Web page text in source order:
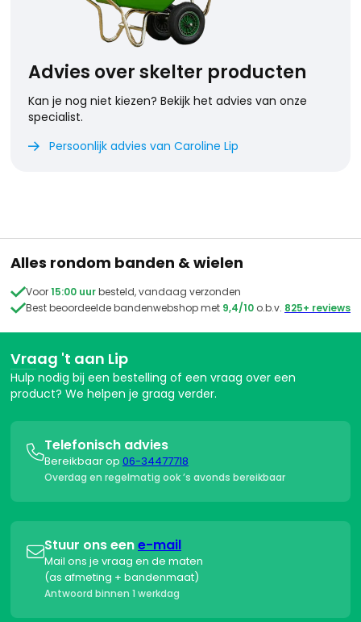
Advies over skelter producten
Kan je nog niet kiezen? Bekijk het advies van onze
specialist.
 Persoonlijk advies van Caroline Lip
Alles rondom banden & wielen
Voor15:00 uurbesteld, vandaag verzonden
Best beoordeelde bandenwebshop met 9,4/10 o.b.v. 825+ reviews
Vraag 't aan Lip
Hulp nodig bij een bestelling of een vraag over een
product? We helpen je graag verder.
Telefonisch advies
Bereikbaar op 06-34477718
Overdag en regelmatig ook ’s avonds bereikbaar
Stuur ons eene-mail
Mail ons je vraag en de maten
(as afmeting + bandenmaat)
Antwoord binnen 1 werkdag